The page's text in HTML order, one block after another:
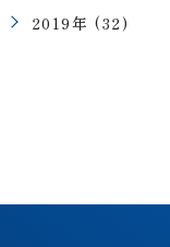
2019年 (32)